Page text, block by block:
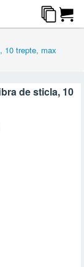
10 trepte, max
de sticla, 10